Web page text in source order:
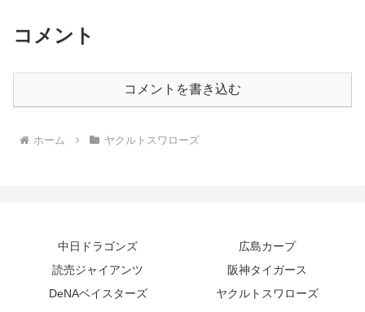
コメント
コメントを書き込む
ホーム ヤクルトスワローズ
中日ドラゴンズ
広島カープ
読売ジャイアンツ
阪神タイガース
DeNAベイスターズ
ヤクルトスワローズ